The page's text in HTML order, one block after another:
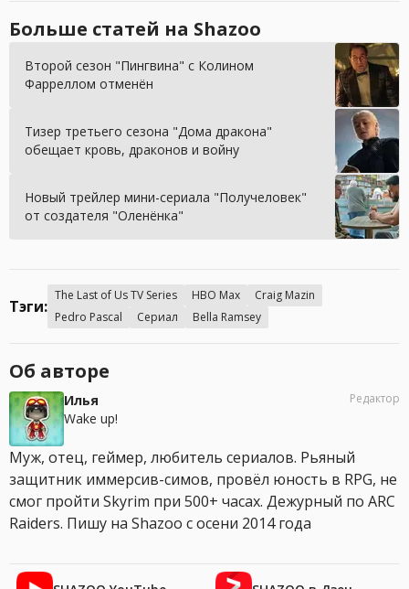
Больше статей на Shazoo
Второй сезон "Пингвина" с Колином
Фарреллом отменён
Тизер третьего сезона "Дома дракона"
обещает кровь, драконов и войну
Новый трейлер мини-сериала "Получеловек"
от создателя "Оленёнка"
Тэги:
The Last of Us TV Series HBO Max
Craig Mazin
Pedro Pascal
Сериал Bella Ramsey
Об авторе
Илья
Wake up!
Редактор
Муж, отец, геймер, любитель сериалов. Рьяный
защитник иммерсив-симов, провёл юность в RPG, не
смог пройти Skyrim при 500+ часах. Дежурный по ARC
Raiders. Пишу на Shazoo с осени 2014 года